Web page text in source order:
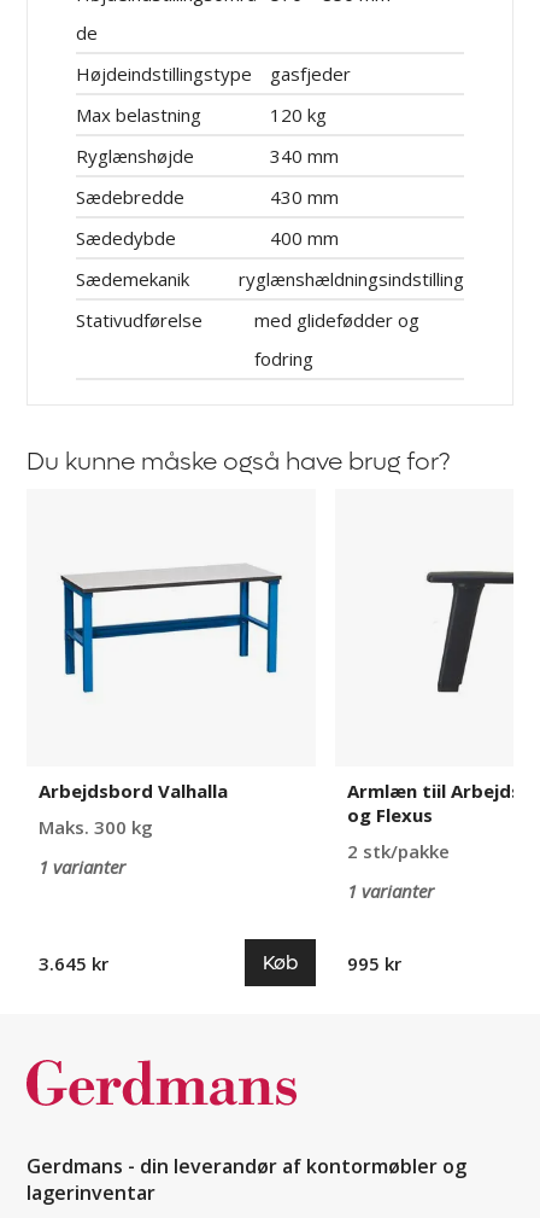
de
Højdeindstillingstype
gasfjeder
Max belastning
120 kg
Ryglænshøjde
340 mm
Sædebredde
430 mm
Sædedybde
400 mm
Sædemekanik
ryglænshældningsindstilling
Stativudførelse
med glidefødder og
fodring
Du kunne måske også have brug for?
Arbejdsbord Valhalla
Maks. 300 kg
1 varianter
3.645 kr Køb
Armlæn tiil
og Flexus
2 stk/pakke
1 varianter
995 kr
Gerdmans - din leverandør af kontormøbler og
lagerinventar